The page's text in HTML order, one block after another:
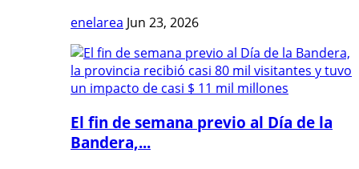
enelarea Jun 23, 2026
El fin de semana previo al Día de la
Bandera,...